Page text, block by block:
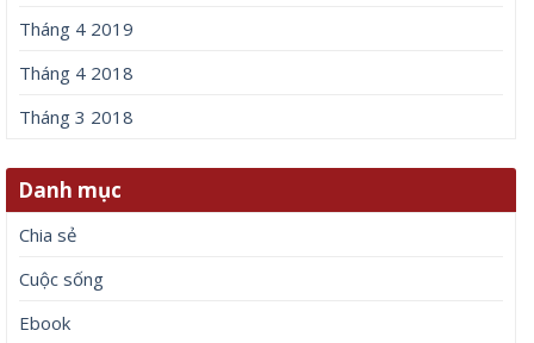
Tháng 4 2019
Tháng 4 2018
Tháng 3 2018
Danh mục
Chia sẻ
Cuộc sống
Ebook